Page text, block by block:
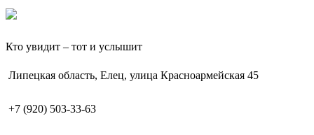
Кто увидит – тот и услышит
Липецкая область, Елец, улица Красноармейская 45
+7 (920) 503-33-63